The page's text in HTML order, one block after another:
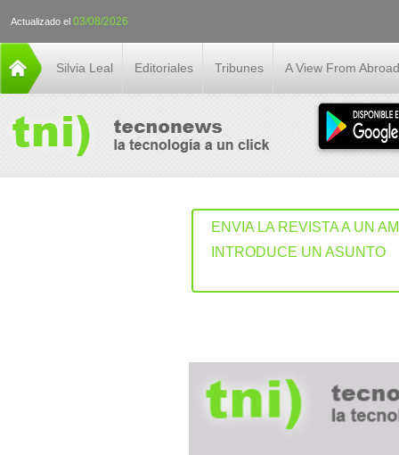
Actualizado el 03/08/2026
Silvia Leal Editoriales Tribunes A View From Abroad
ENVIA LA REVISTA A UN
INTRODUCE UN ASUNTO